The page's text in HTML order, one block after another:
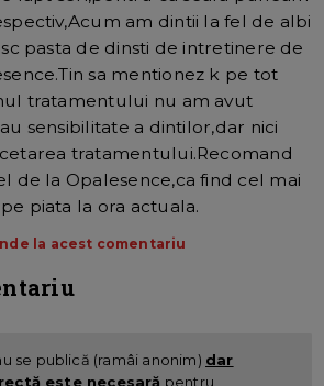
am dintii la fel de albi
pasta de dinsti de intretinere de
sa mentionez k pe tot
tratamentului nu am avut
sensibilitate a dintilor,dar nici
tratamentului.Recomand
de la Opalesence,ca find cel mai
piata la ora actuala.
la acest comentariu
se publică (ramâi anonim) dar
este necesară pentru